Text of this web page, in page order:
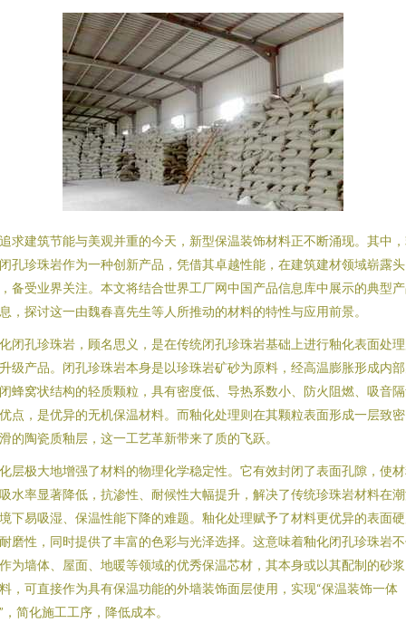
求建筑节能与美观并重的今天，新型保温装饰材料正不断涌现。其中
孔珍珠岩作为一种创新产品，凭借其卓越性能，在建筑建材领域崭露头
备受业界关注。本文将结合世界工厂网中国产品信息库中展示的典型
，探讨这一由魏春喜先生等人所推动的材料的特性与应用前景。
闭孔珍珠岩，顾名思义，是在传统闭孔珍珠岩基础上进行釉化表面处
级产品。闭孔珍珠岩本身是以珍珠岩矿砂为原料，经高温膨胀形成内
蜂窝状结构的轻质颗粒，具有密度低、导热系数小、防火阻燃、吸音
点，是优异的无机保温材料。而釉化处理则在其颗粒表面形成一层致
的陶瓷质釉层，这一工艺革新带来了质的飞跃。
层极大地增强了材料的物理化学稳定性。它有效封闭了表面孔隙，使
水率显著降低，抗渗性、耐候性大幅提升，解决了传统珍珠岩材料在
下易吸湿、保温性能下降的难题。釉化处理赋予了材料更优异的表面
磨性，同时提供了丰富的色彩与光泽选择。这意味着釉化闭孔珍珠岩
为墙体、屋面、地暖等领域的优秀保温芯材，其本身或以其配制的砂
，可直接作为具有保温功能的外墙装饰面层使用，实现“保温装饰一体
，简化施工工序，降低成本。